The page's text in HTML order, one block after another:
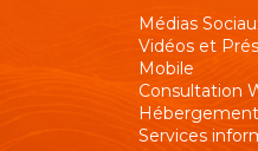
Médias
Vidéos et
Mobile
Consultation
Services